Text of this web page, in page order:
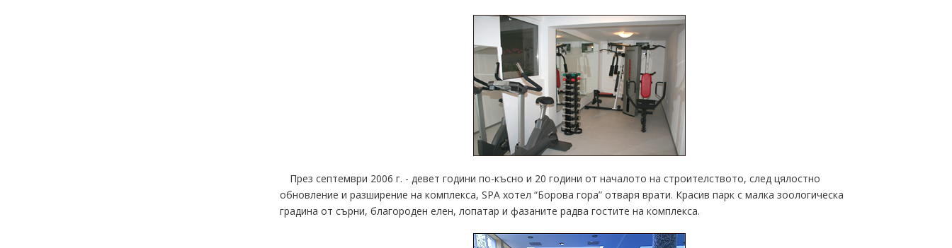
През септември 2006 г. - девет години по-късно и 20 години от началото на строителството, след цялостно
обновление и разширение на комплекса, SPA хотел “Борова гора” отваря врати. Красив парк с малка зоологическа
градина от сърни, благороден елен, лопатар и фазаните радва гостите на комплекса.